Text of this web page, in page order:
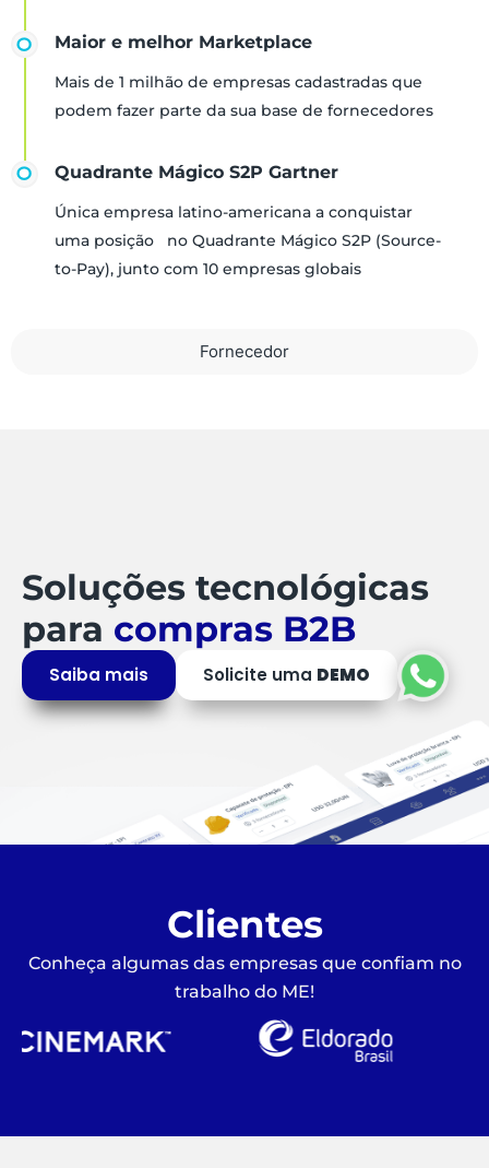
Fornecedor
Maior e melhor Marketplace
Mais de 1 milhão de empresas cadastradas que
podem fazer parte da sua base de fornecedores
Quadrante Mágico S2P Gartner
Única empresa latino-americana a conquistar
uma posição no Quadrante Mágico S2P (Source-
to-Pay), junto com 10 empresas globais
Soluções tecnológicas
para compras B2B
Saiba mais Solicite uma DEMO
Clientes
Conheça algumas das empresas que confiam no
trabalho do ME!